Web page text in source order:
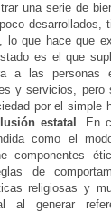
una serie de
desarrollados,
lo que hace que
es el que
a las personas
y servicios, pero
por el simple
estatal . En
como el
componentes
de
religiosas y
al generar